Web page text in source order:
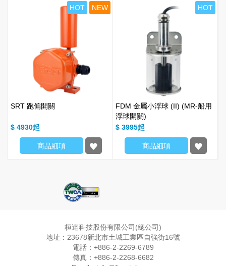
HOT NEW
SRT 跑偏開關
$ 4930
商品細項
HOT
FDM 金屬小浮球 (II) (MR-船用
浮球開關)
$ 3995
商品細項
桓達科技股份有限公司(總公司)
地址：23678新北市土城工業區自強街16號
電話：+886-2-2269-6789
傳真：+886-2-2268-6682